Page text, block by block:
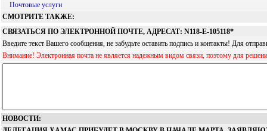
Почтовые услуги
СМОТРИТЕ ТАКЖЕ:
СВЯЗАТЬСЯ ПО ЭЛЕКТРОННОЙ ПОЧТЕ, АДРЕСАТ: N118-Е-105118*
Введите текст Вашего сообщения, не забудьте оставить подпись и контакты! Для
Внимание! Электронная почта не является надежным видом связи, поэтому для
НОВОСТИ: